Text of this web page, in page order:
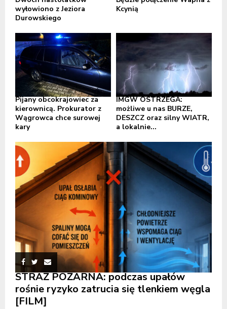
wyłowiono z Jeziora
Durowskiego
Kcynią
Pijany obcokrajowiec za
kierownicą. Prokurator z
Wągrowca chce surowej
kary
IMGW OSTRZEGA:
możliwe u nas BURZE,
DESZCZ oraz silny WIATR,
a lokalnie...
STRAŻ POŻARNA: podczas upałów
rośnie ryzyko zatrucia się tlenkiem węgla
[FILM]